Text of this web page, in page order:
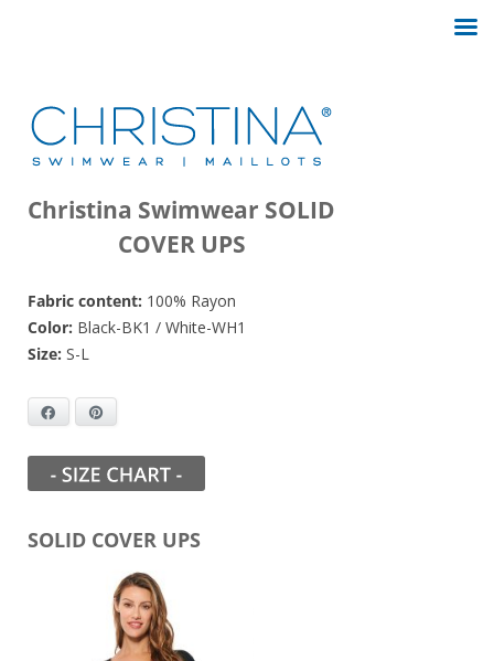
Christina Swimwear SOLID
COVER UPS
Fabric content: 100% Rayon
Color: Black-BK1 / White-WH1
Size: S-L
Facebook
SOLID COVER UPS